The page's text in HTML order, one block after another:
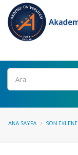
Ara
ANA SAYFA SON